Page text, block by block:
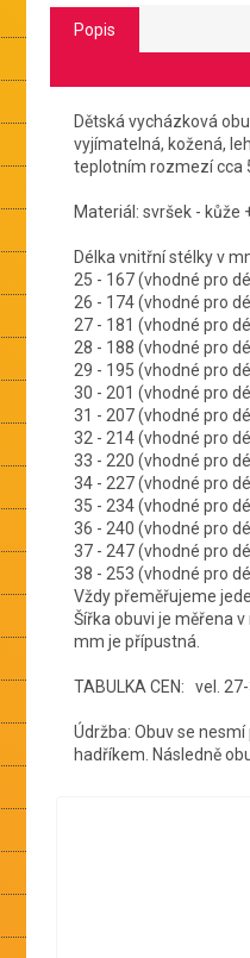
Popis
Dětská vycházková
vyjímatelná, kožená,
teplotním rozmezí cca
Materiál: svršek - kůže
Délka vnitřní
25 - 167 (vhodné pro
26 - 174 (vhodné pro
27 - 181 (vhodné pro
28 - 188 (vhodné pro
29 - 195 (vhodné pro
30 - 201 (vhodné pro
31 - 207 (vhodné pro
32 - 214 (vhodné pro
33 - 220 (vhodné pro
34 - 227 (vhodné pro
35 - 234 (vhodné pro
36 - 240 (vhodné pro
37 - 247 (vhodné pro
38 - 253 (vhodné pro
Vždy přeměřujeme
Šířka obuvi je měřena
mm je přípustná.
TABULKA CEN: vel.
Údržba: Obuv se
hadříkem. Následně